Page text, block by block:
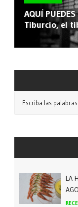
AQUÍ
Tiburcio, el
LA